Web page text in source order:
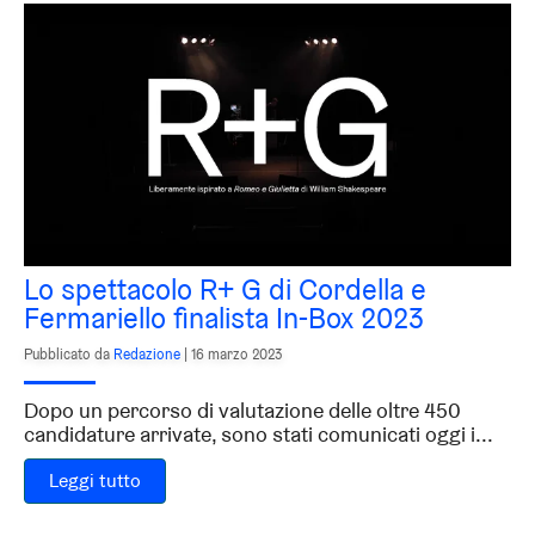
Lo spettacolo R+ G di Cordella e
Fermariello finalista In-Box 2023
Pubblicato da Redazione | 16 marzo 2023
Dopo un percorso di valutazione delle oltre 450
candidature arrivate, sono stati comunicati oggi i...
Leggi tutto